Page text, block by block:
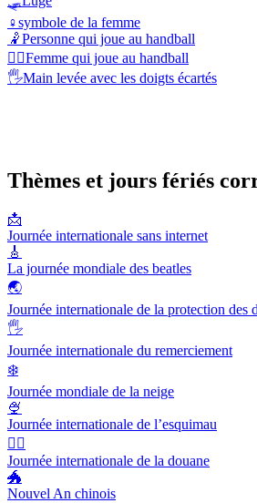
♀️symbole de la femme
🤾Personne qui joue au handball
🤾‍♀️Femme qui joue au handball
🖐️Main levée avec les doigts écartés
Thèmes et jours fériés
📩
Journée internationale sans internet
🎸
La journée mondiale des beatles
🌏
Journée internationale de la protection des
🖐
Journée internationale du remerciement
❄️
Journée mondiale de la neige
🍨
Journée internationale de l’esquimau
👨‍✈️
Journée internationale de la douane
🐲
Nouvel An chinois